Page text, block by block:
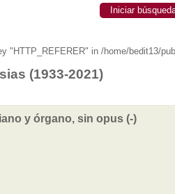
Iniciar
"HTTP_REFERER" in /home/bedit13/
(1933-2021)
y órgano, sin opus (-)